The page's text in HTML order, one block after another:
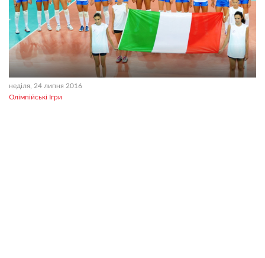
неділя, 24 липня 2016
Олімпійські Ігри